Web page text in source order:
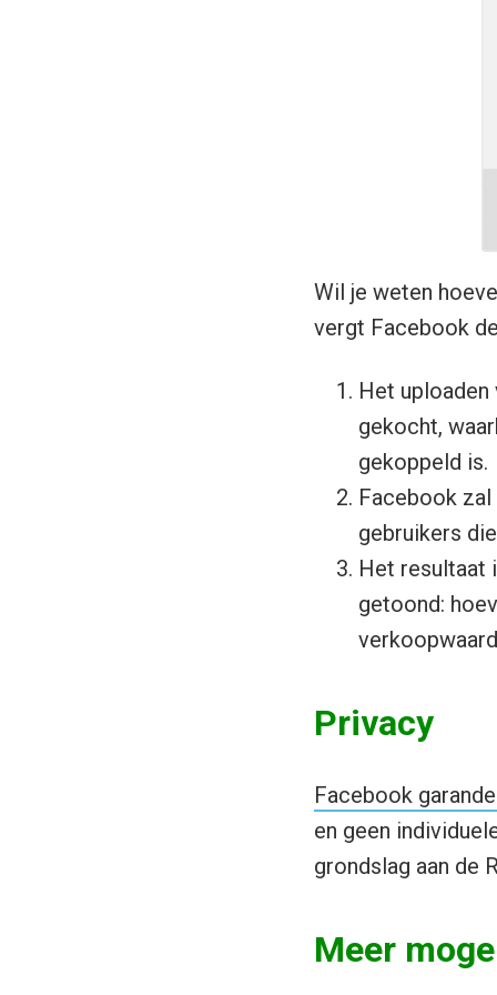
Wil je weten
vergt Facebook
Het
gekocht,
gekoppeld is.
Facebook
gebruikers
Het resultaat
getoond:
Privacy
Facebook
en geen
grondslag aan de
Meer